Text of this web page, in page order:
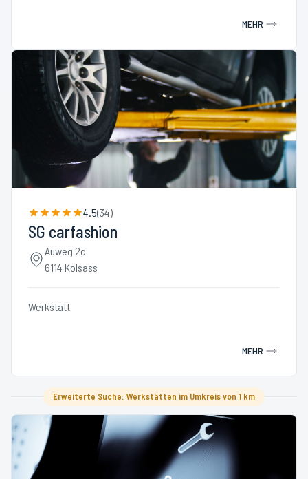
MEHR
4.5(34)
SG carfashion
Auweg 2c
6114 Kolsass
Werkstatt
MEHR
Erweiterte Suche: Werkstätten im Umkreis von 1 km